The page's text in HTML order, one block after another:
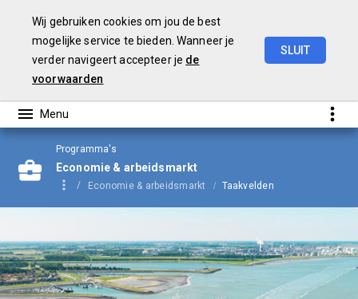
Wij gebruiken cookies om jou de best
mogelijke service te bieden. Wanneer je
verder navigeert accepteer je de
voorwaarden
SLUIT
Programma's
Economie & arbeidsmarkt
Economie & arbeidsmarkt Taakvelden